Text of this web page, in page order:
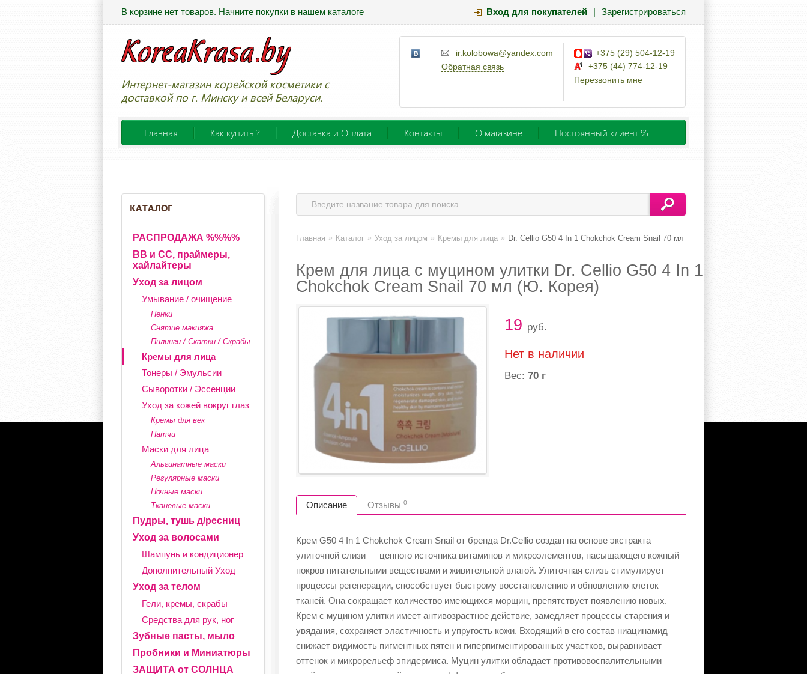
В корзине нет товаров. Начните покупки в нашем каталоге Вход для покупателей | Зарегистрироваться
Интернет-магазин корейской косметики с
доставкой по г. Минску и всей Беларуси.
ir.kolobowa@yandex.com
Обратная связь
+375 (29) 504-12-19
+375 (44) 774-12-19
Перезвонить мне
Главная Как купить ? Доставка и Оплата Контакты О магазине Постоянный клиент %
КАТАЛОГ
РАСПРОДАЖА %%%%
BB и CC, праймеры,
хайлайтеры
Уход за лицом
Умывание / очищение
Пенки
Снятие макияжа
Пилинги / Скатки / Скрабы
Кремы для лица
Тонеры / Эмульсии
Сыворотки / Эссенции
Уход за кожей вокруг глаз
Кремы для век
Патчи
Маски для лица
Альгинатные маски
Регулярные маски
Ночные маски
Тканевые маски
Пудры, тушь д/ресниц
Уход за волосами
Шампунь и кондиционер
Дополнительный Уход
Уход за телом
Гели, кремы, скрабы
Средства для рук, ног
Зубные пасты, мыло
Пробники и Миниатюры
ЗАЩИТА от СОЛНЦА
Главная » Каталог » Уход за лицом » Кремы для лица » Dr. Cellio G50 4 In 1 Chokchok Cream Snail 70 мл
Крем для лица с муцином улитки Dr. Cellio G50 4 In 1
Chokchok Cream Snail 70 мл (Ю. Корея)
19 руб.
Нет в наличии
Вес: 70 г
Описание Отзывы 0
Крем G50 4 In 1 Chokchok Cream Snail от бренда Dr.Cellio создан на основе экстракта
улиточной слизи — ценного источника витаминов и микроэлементов, насыщающего кожный
покров питательными веществами и живительной влагой. Улиточная слизь стимулирует
процессы регенерации, способствует быстрому восстановлению и обновлению клеток
тканей. Она сокращает количество имеющихся морщин, препятствует появлению новых.
Крем с муцином улитки имеет антивозрастное действие, замедляет процессы старения и
увядания, сохраняет эластичность и упругость кожи. Входящий в его состав ниацинамид
снижает видимость пигментных пятен и гиперпигментированных участков, выравнивает
оттенок и микрорельеф эпидермиса. Муцин улитки обладает противовоспалительными